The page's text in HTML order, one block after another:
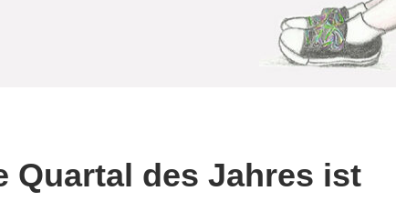
Quartal des Jahres ist